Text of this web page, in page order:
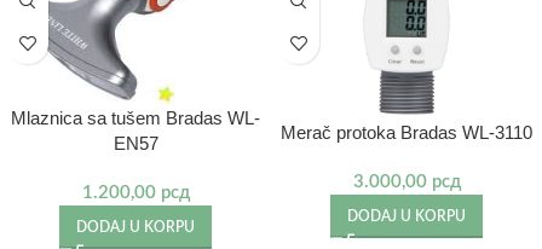
Mlaznica sa tušem Bradas WL-
EN57
1.200,00 рсд
DODAJ U KORPU
Merač protoka Bradas WL-3110
3.000,00 рсд
DODAJ U KORPU